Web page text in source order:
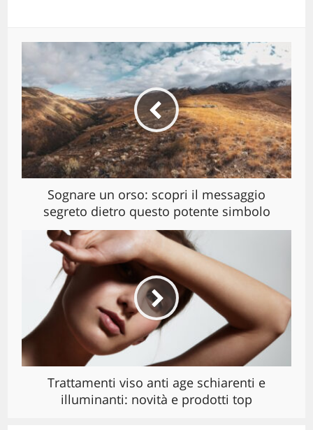
Sognare un orso: scopri il messaggio
segreto dietro questo potente simbolo
Trattamenti viso anti age schiarenti e
illuminanti: novità e prodotti top